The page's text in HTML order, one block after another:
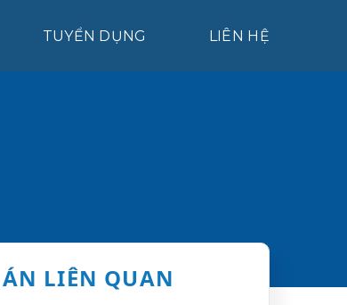
TUYỂN DỤNG LIÊN HỆ
LIÊN QUAN